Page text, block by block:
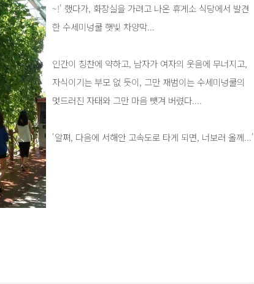
~!' 했다가, 화장실을 가려고 나온 휴게소 식당에서 발견
한 수세미넝쿨 햇빛 차양막...
인간이 칭찬에 약하고, 남자가 여자의 웃음에 무너지고,
자식이기는 부모 없 듯이, 그만 재범이는 수세미넝쿨의
멋드러진 자태와 그만 마음 뺏겨 버렸다....
'알쪄, 다음에 서해안 고속도로 타게 되면, 너보러 올께...'